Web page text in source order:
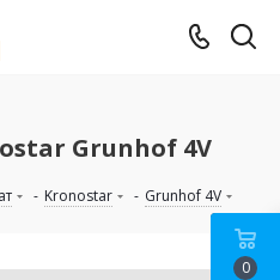
Grunhof 4V
- Kronostar - Grunhof 4V
0